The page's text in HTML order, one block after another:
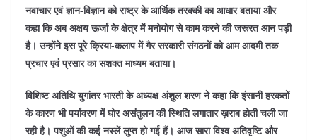
नवाचार एवं ज्ञान-विज्ञान को राष्ट्र के आर्थिक तरक्की का आधार बताया और
कहा कि अब अक्षय ऊर्जा के क्षेत्र में मनोयोग से काम करने की जरूरत आन पड़ी
है। उन्होंने इस पूरे क्रिया-कलाप में गैर सरकारी संगठनों को आम आदमी तक
प्रचार एवं प्रसार का सशक्त माध्यम बताया।
विशिष्ट अतिथि युगांतर भारती के अध्यक्ष अंशुल शरण ने कहा कि इंसानी हरकतों
के कारण भी पर्यावरण में घोर असंतुलन की स्थिति लगातार ख़राब होती चली जा
रही है। पशुओं की कई नस्लें लुप्त हो गई हैं। आज सारा विश्व अतिवृष्टि और